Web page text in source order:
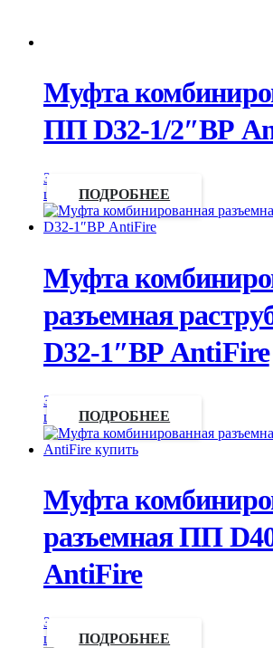
Муфта
ПП D32-1/2″ВР
Запросить
цену
ПОДРОБНЕЕ
Муфта
разъемная
D32-1″ВР AntiFire
Запросить
цену
ПОДРОБНЕЕ
Муфта
разъемная ПП
AntiFire
Запросить
цену
ПОДРОБНЕЕ